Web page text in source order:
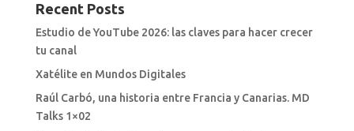
Recent Posts
Estudio de YouTube 2026: las claves para hacer crecer
tu canal
Xatélite en Mundos Digitales
Raúl Carbó, una historia entre Francia y Canarias. MD
Talks 1×02